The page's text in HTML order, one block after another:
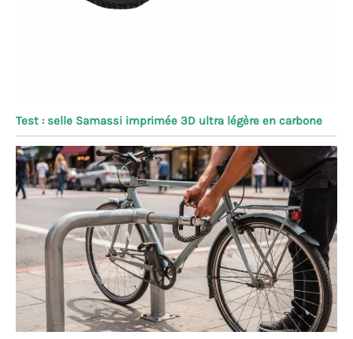
Test : selle Samassi imprimée 3D ultra légère en carbone